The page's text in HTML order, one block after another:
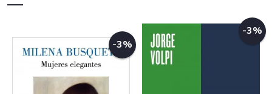
-3%
-3%